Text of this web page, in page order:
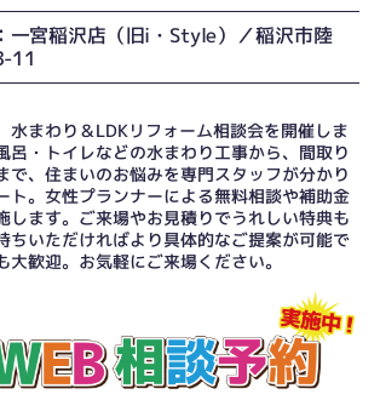
一宮稲沢店（旧i・Style）／稲沢市陸
11
水まわり＆LDKリフォーム相談会を開催しま
呂・トイレなどの水まわり工事から、間取り
で、住まいのお悩みを専門スタッフが分かり
ト。女性プランナーによる無料相談や補助金
します。ご来場やお見積りでうれしい特典も
ちいただければより具体的なご提案が可能で
大歓迎。お気軽にご来場ください。